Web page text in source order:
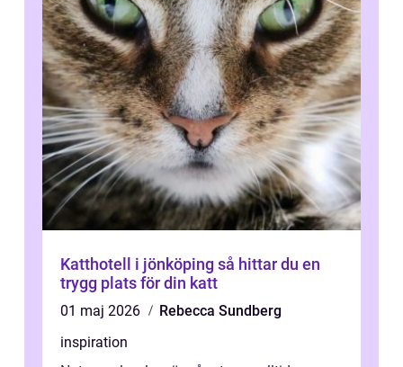
Katthotell i jönköping så hittar du en
trygg plats för din katt
01 maj 2026
Rebecca Sundberg
inspiration